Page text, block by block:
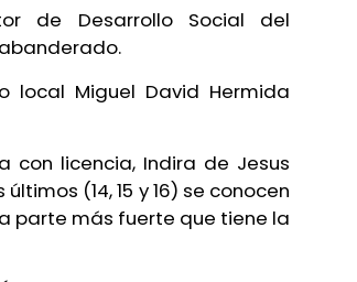
de Desarrollo Social del
local Miguel David Hermida
con licencia, Indira de Jesus
(14, 15 y 16) se conocen
parte más fuerte que tiene la